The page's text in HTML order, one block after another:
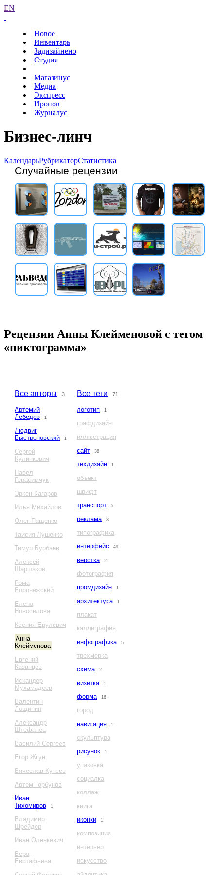
EN
Новое
Инвентарь
Задизайнено
Студия
Магазинус
Медиа
Экспресс
Иронов
Журналус
Бизнес-линч
КалендарьРубрикаторСтатистика
Случайные рецензии
Рецензии Анны Клейменовой с тегом
«пиктограмма»
Все авторы 3
Артемий
Лебедев
1
Людвиг
Быстроновский
1
Сергей
Кулинкович
Павел
Герасимчук
Эркен Кагаров
Илья Михайлов
Олег Пащенко
Таисия Лушенко
Тимур Бурбаев
Алексей
Шаршаков
Рома
Воронежский
Елена
Новоселова
Ксения Ерулевич
Анна
Клейменова
Евгений
Казанцев
Искандер
Мухамадеев
Валентин
Лощинин
Александр
Штефанец
Василий Сергеев
Егор Жгун
Вячеслав Кутеев
Артем Горбунов
Иван
Тихомиров
1
Владимир
Шрейдер
Иван Оленкевич
Вера
Евстафьева
Все теги 71
логотип 1
графдизайн
иллюстрация
сайт
38
техдизайн 1
объект
шрифт
транспорт
5
реклама 3
типографика
интерфейс
49
верстка 2
фотография
промдизайн
1
архитектура 1
плакат
каллиграфия
инфографика
5
трехмерка
схема
2
визитка 1
форма 16
город
навигация
1
скульптура
рисунок
1
упаковка
социалка
коллаж
книга
иконки
1
композиция
интерьер
искусство